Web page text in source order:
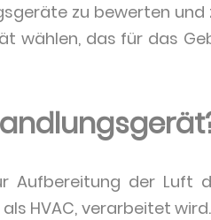
zu bewerten und
wählen, das für das
Aufbereitung der Luft
HVAC, verarbeitet